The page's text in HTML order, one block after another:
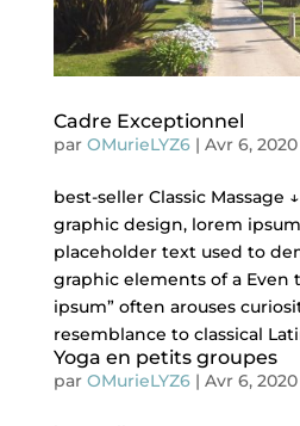
Cadre Exceptionnel
par OMurieLYZ6| Avr 6, 2020
best-seller Classic Massage
graphic design, lorem
placeholder text used to
graphic elements of a Even
ipsum” often arouses
resemblance to classical
Yoga en petits groupes
par OMurieLYZ6| Avr 6, 2020